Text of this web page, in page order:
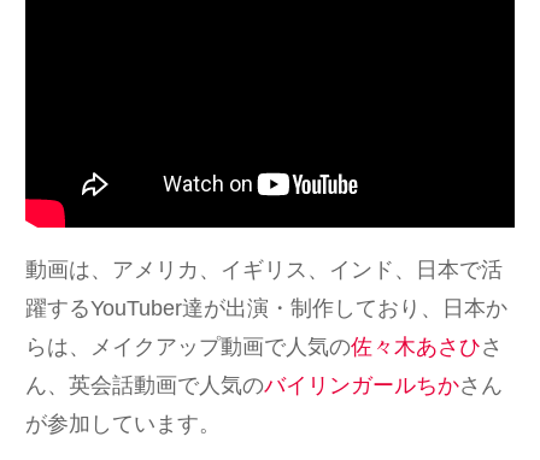
動画は、アメリカ、イギリス、インド、日本で活
躍するYouTuber達が出演・制作しており、日本か
らは、メイクアップ動画で人気の佐々木あさひさ
ん、英会話動画で人気のバイリンガールちかさん
が参加しています。